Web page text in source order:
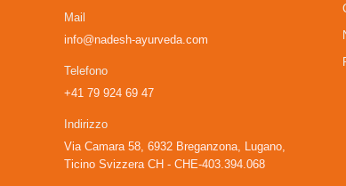
Mail
info@nadesh-ayurveda.com
Telefono
+41 79 924 69 47
Indirizzo
Via Camara 58, 6932 Breganzona, Lugano,
Ticino Svizzera CH - CHE-403.394.068